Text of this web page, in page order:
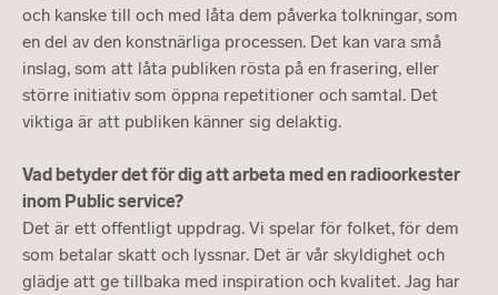
och kanske till och med låta dem påverka tolkningar, som
en del av den konstnärliga processen. Det kan vara små
inslag, som att låta publiken rösta på en frasering, eller
större initiativ som öppna repetitioner och samtal. Det
viktiga är att publiken känner sig delaktig.
Vad betyder det för dig att arbeta med en radioorkester
inom Public service?
Det är ett offentligt uppdrag. Vi spelar för folket, för dem
som betalar skatt och lyssnar. Det är vår skyldighet och
glädje att ge tillbaka med inspiration och kvalitet. Jag har